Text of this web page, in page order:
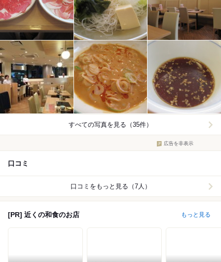
すべての写真を見る（35件）
広告を非表示
口コミ
口コミをもっと見る（7人）
[PR] 近くの和食のお店 もっと見る